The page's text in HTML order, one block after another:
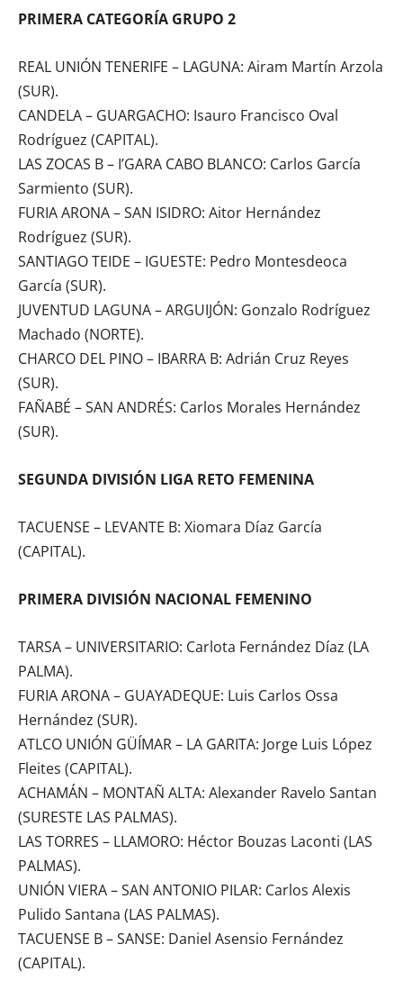
PRIMERA CATEGORÍA GRUPO 2
REAL UNIÓN TENERIFE – LAGUNA: Airam Martín Arzola
(SUR).
CANDELA – GUARGACHO: Isauro Francisco Oval
Rodríguez (CAPITAL).
LAS ZOCAS B – I’GARA CABO BLANCO: Carlos García
Sarmiento (SUR).
FURIA ARONA – SAN ISIDRO: Aitor Hernández
Rodríguez (SUR).
SANTIAGO TEIDE – IGUESTE: Pedro Montesdeoca
García (SUR).
JUVENTUD LAGUNA – ARGUIJÓN: Gonzalo Rodríguez
Machado (NORTE).
CHARCO DEL PINO – IBARRA B: Adrián Cruz Reyes
(SUR).
FAÑABÉ – SAN ANDRÉS: Carlos Morales Hernández
(SUR).
SEGUNDA DIVISIÓN LIGA RETO FEMENINA
TACUENSE – LEVANTE B: Xiomara Díaz García
(CAPITAL).
PRIMERA DIVISIÓN NACIONAL FEMENINO
TARSA – UNIVERSITARIO: Carlota Fernández Díaz (LA
PALMA).
FURIA ARONA – GUAYADEQUE: Luis Carlos Ossa
Hernández (SUR).
ATLCO UNIÓN GÜÍMAR – LA GARITA: Jorge Luis López
Fleites (CAPITAL).
ACHAMÁN – MONTAÑ ALTA: Alexander Ravelo Santan
(SURESTE LAS PALMAS).
LAS TORRES – LLAMORO: Héctor Bouzas Laconti (LAS
PALMAS).
UNIÓN VIERA – SAN ANTONIO PILAR: Carlos Alexis
Pulido Santana (LAS PALMAS).
TACUENSE B – SANSE: Daniel Asensio Fernández
(CAPITAL).